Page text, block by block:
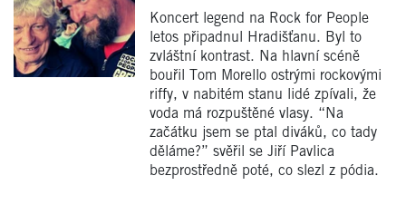
Koncert legend na Rock for People
letos připadnul Hradišťanu. Byl to
zvláštní kontrast. Na hlavní scéně
bouřil Tom Morello ostrými rockovými
riffy, v nabitém stanu lidé zpívali, že
voda má rozpuštěné vlasy. “Na
začátku jsem se ptal diváků, co tady
děláme?” svěřil se Jiří Pavlica
bezprostředně poté, co slezl z pódia.